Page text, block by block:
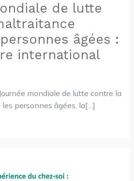
de lutte
âgées :
international
mondiale de lutte contre la
personnes âgées, la[…]